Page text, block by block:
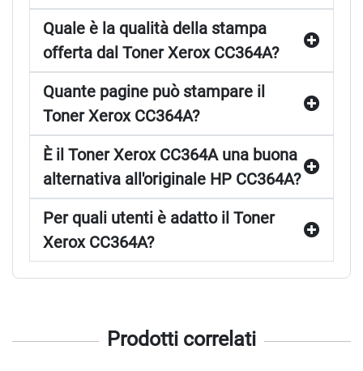
Quale è la qualità della stampa
offerta dal Toner Xerox CC364A?
Quante pagine può stampare il
Toner Xerox CC364A?
È il Toner Xerox CC364A una buona
alternativa all'originale HP CC364A?
Per quali utenti è adatto il Toner
Xerox CC364A?
Prodotti correlati